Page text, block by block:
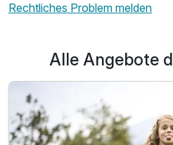
Rechtliches Problem melden
Alle Angebote